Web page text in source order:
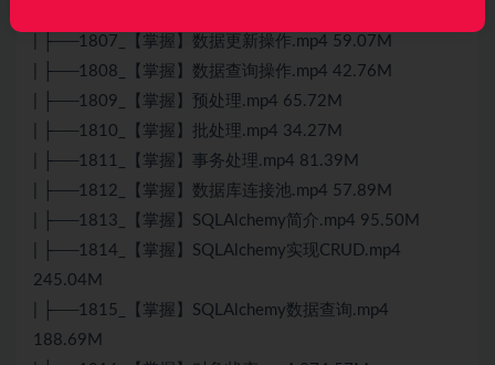
| ├──1807_【掌握】数据更新操作.mp4 59.07M
| ├──1808_【掌握】数据查询操作.mp4 42.76M
| ├──1809_【掌握】预处理.mp4 65.72M
| ├──1810_【掌握】批处理.mp4 34.27M
| ├──1811_【掌握】事务处理.mp4 81.39M
| ├──1812_【掌握】数据库连接池.mp4 57.89M
| ├──1813_【掌握】SQLAlchemy简介.mp4 95.50M
| ├──1814_【掌握】SQLAlchemy实现CRUD.mp4
245.04M
| ├──1815_【掌握】SQLAlchemy数据查询.mp4
188.69M